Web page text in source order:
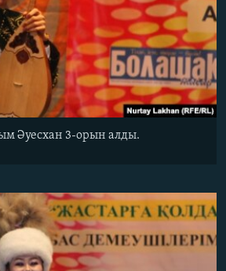
Әуесхан 3-орын алды.